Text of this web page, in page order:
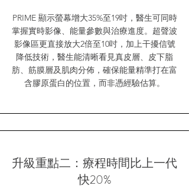
PRIME 顯示螢幕增大35%至19吋，醫生可同時
掌握實時影像、能量參數與治療進度。超聲波
影像區更直接放大2倍至10吋，加上干擾信號
降低技術，醫生能清晰看見真皮層、皮下脂
肪、筋膜層及肌肉分佈，確保能量精準打在富
含膠原蛋白的位置，而非憑經驗估算。
升級重點二：療程時間比上一代
快20%